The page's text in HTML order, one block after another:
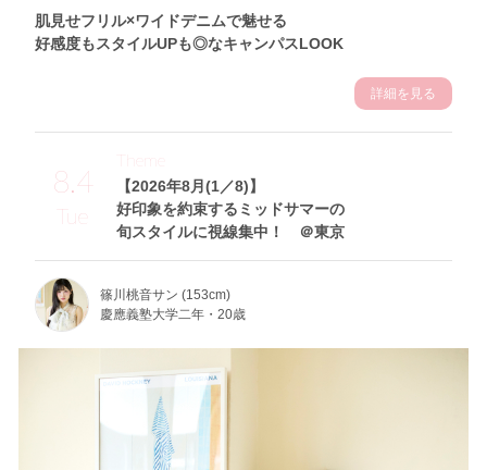
肌見せフリル×ワイドデニムで魅せる
好感度もスタイルUPも◎なキャンパスLOOK
詳細を見る
8.4
Tue
【2026年8月(1／8)】
好印象を約束するミッドサマーの
旬スタイルに視線集中！ ＠東京
Theme
篠川桃音サン (153cm)
慶應義塾大学二年・20歳